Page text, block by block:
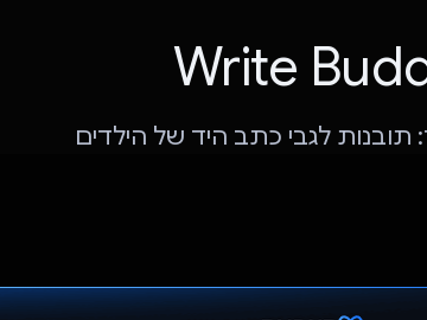
Write
תובנות לגבי כתב היד של הילדים